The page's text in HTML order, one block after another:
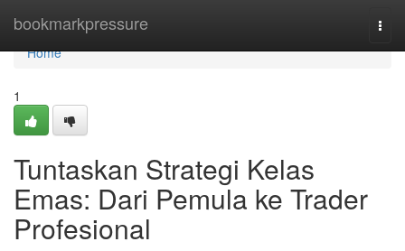
bookmarkpressure
Home
Home
1
Tuntaskan Strategi Kelas
Emas: Dari Pemula ke Trader
Profesional